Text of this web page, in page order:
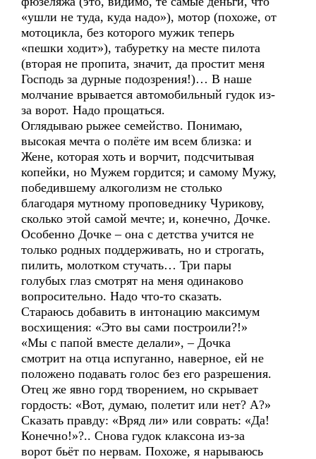
«ушли не туда, куда надо»), мотор (похоже, от
мотоцикла, без которого мужик теперь
«пешки ходит»), табуретку на месте пилота
(вторая не пропита, значит, да простит меня
Господь за дурные подозрения!)… В наше
молчание врывается автомобильный гудок из-
за ворот. Надо прощаться.
Оглядываю рыжее семейство. Понимаю,
высокая мечта о полёте им всем близка: и
Жене, которая хоть и ворчит, подсчитывая
копейки, но Мужем гордится; и самому Мужу,
победившему алкоголизм не столько
благодаря мутному проповеднику Чурикову,
сколько этой самой мечте; и, конечно, Дочке.
Особенно Дочке – она с детства учится не
только родных поддерживать, но и строгать,
пилить, молотком стучать… Три пары
голубых глаз смотрят на меня одинаково
вопросительно. Надо что-то сказать.
Стараюсь добавить в интонацию максимум
восхищения: «Это вы сами построили?!»
«Мы с папой вместе делали», – Дочка
смотрит на отца испуганно, наверное, ей не
положено подавать голос без его разрешения.
Отец же явно горд творением, но скрывает
гордость: «Вот, думаю, полетит или нет? А?»
Сказать правду: «Вряд ли» или соврать: «Да!
Конечно!»?.. Снова гудок клаксона из-за
ворот бьёт по нервам. Похоже, я нарываюсь